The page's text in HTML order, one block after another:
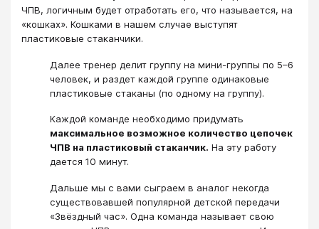
ЧПВ, логичным будет отработать его, что называется, на
«кошках». Кошками в нашем случае выступят
пластиковые стаканчики.
Далее тренер делит группу на мини-группы по 5–6
человек, и раздет каждой группе одинаковые
пластиковые стаканы (по одному на группу).
Каждой команде необходимо придумать
максимальное возможное количество цепочек
ЧПВ на пластиковый стаканчик. На эту работу
дается 10 минут.
Дальше мы с вами сыграем в аналог некогда
существовавшей популярной детской передачи
«Звёздный час». Одна команда называет свою